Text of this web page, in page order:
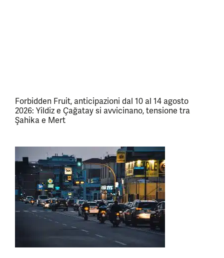
Forbidden Fruit, anticipazioni dal 10 al 14 agosto
2026: Yildiz e Çağatay si avvicinano, tensione tra
Şahika e Mert